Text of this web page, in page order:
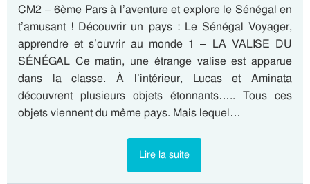
CM2 – 6ème Pars à l’aventure et explore le Sénégal en
t’amusant ! Découvrir un pays : Le Sénégal Voyager,
apprendre et s’ouvrir au monde 1 – LA VALISE DU
SÉNÉGAL Ce matin, une étrange valise est apparue
dans la classe. À l’intérieur, Lucas et Aminata
découvrent plusieurs objets étonnants….. Tous ces
objets viennent du même pays. Mais lequel…
Lire la suite